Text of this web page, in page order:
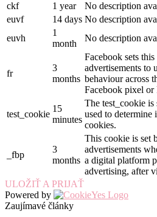
ckf
1 year
No description
euvf
14 days No description
euvh
1
month
No description
fr
3
months
Facebook sets
advertisements to
behaviour across
Facebook pixel or
test_cookie
15
minutes
The test_cookie
used to determine
cookies.
_fbp
3
months
This cookie is set
advertisements
a digital platform
advertising, after
ULOŽIŤ A PRIJAŤ
Powered by
Zaujímavé články